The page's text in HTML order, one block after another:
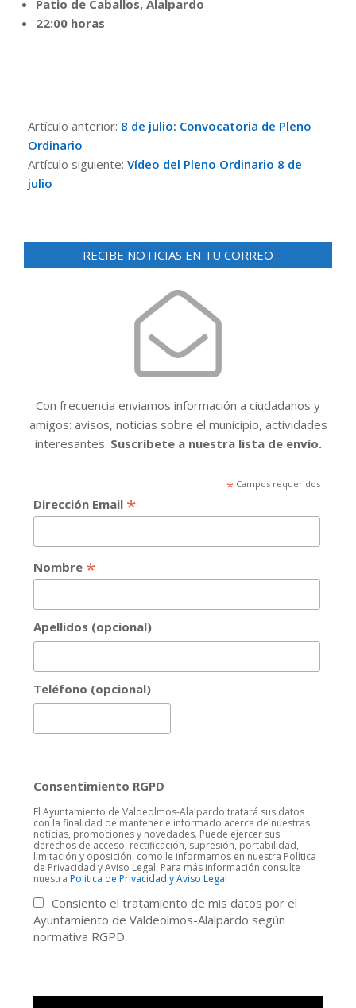
Patio de Caballos, Alalpardo
22:00 horas
07-
06
Artículo anterior: 8 de julio: Convocatoria de Pleno
Ordinario
Artículo siguiente: Vídeo del Pleno Ordinario 8 de
julio
RECIBE NOTICIAS EN TU CORREO
Con frecuencia enviamos información a ciudadanos y
amigos: avisos, noticias sobre el municipio, actividades
interesantes. Suscríbete a nuestra lista de envío.
*Campos requeridos
Dirección Email *
Nombre *
Apellidos (opcional)
Teléfono (opcional)
Consentimiento RGPD
El Ayuntamiento de Valdeolmos-Alalpardo tratará sus datos
con la finalidad de mantenerle informado acerca de nuestras
noticias, promociones y novedades. Puede ejercer sus
derechos de acceso, rectificación, supresión, portabilidad,
limitación y oposición, como le informamos en nuestra Política
de Privacidad y Aviso Legal. Para más información consulte
nuestra Politica de Privacidad y Aviso Legal
Consiento el tratamiento de mis datos por el
Ayuntamiento de Valdeolmos-Alalpardo según
normativa RGPD.